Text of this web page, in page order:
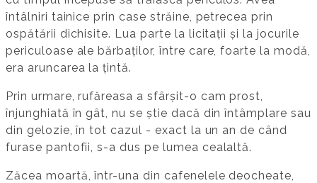
întâlniri tainice prin case străine, petrecea prin
ospătării dichisite. Lua parte la licitații și la jocurile
periculoase ale bărbaților, între care, foarte la modă,
era aruncarea la țintă.
Prin urmare, rufăreasa a sfârșit-o cam prost,
înjunghiată în gât, nu se știe dacă din întâmplare sau
din gelozie, în tot cazul - exact la un an de când
furase pantofii, s-a dus pe lumea cealaltă.
Zăcea moartă, într-una din cafenelele deocheate,